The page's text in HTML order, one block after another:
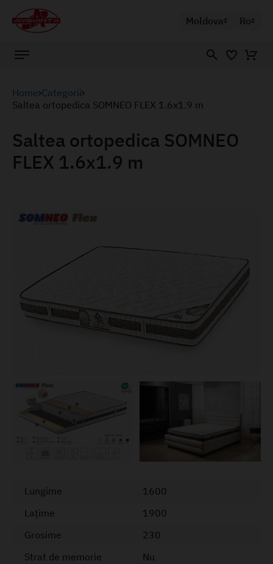
Moldova Ro
Home Categorii
Saltea ortopedica SOMNEO FLEX 1.6x1.9 m
Saltea ortopedica SOMNEO
FLEX 1.6x1.9 m
Lungime
1600
Lațime
1900
Grosime
230
Strat de memorie
Nu